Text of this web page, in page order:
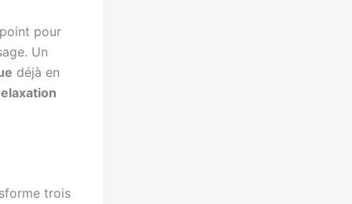
pour
Un
déjà en
trois